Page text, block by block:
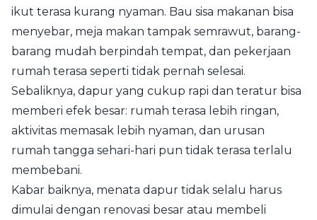
ikut terasa kurang nyaman. Bau sisa makanan bisa
menyebar, meja makan tampak semrawut, barang-
barang mudah berpindah tempat, dan pekerjaan
rumah terasa seperti tidak pernah selesai.
Sebaliknya, dapur yang cukup rapi dan teratur bisa
memberi efek besar: rumah terasa lebih ringan,
aktivitas memasak lebih nyaman, dan urusan
rumah tangga sehari-hari pun tidak terasa terlalu
membebani.
Kabar baiknya, menata dapur tidak selalu harus
dimulai dengan renovasi besar atau membeli